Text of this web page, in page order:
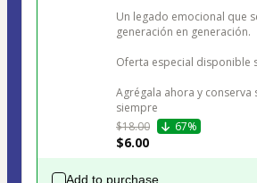
Un legado emocional que
generación en generación.
Oferta especial disponible
Agrégala ahora y conserva
siempre
$18.00
67%
$6.00
Add to purchase